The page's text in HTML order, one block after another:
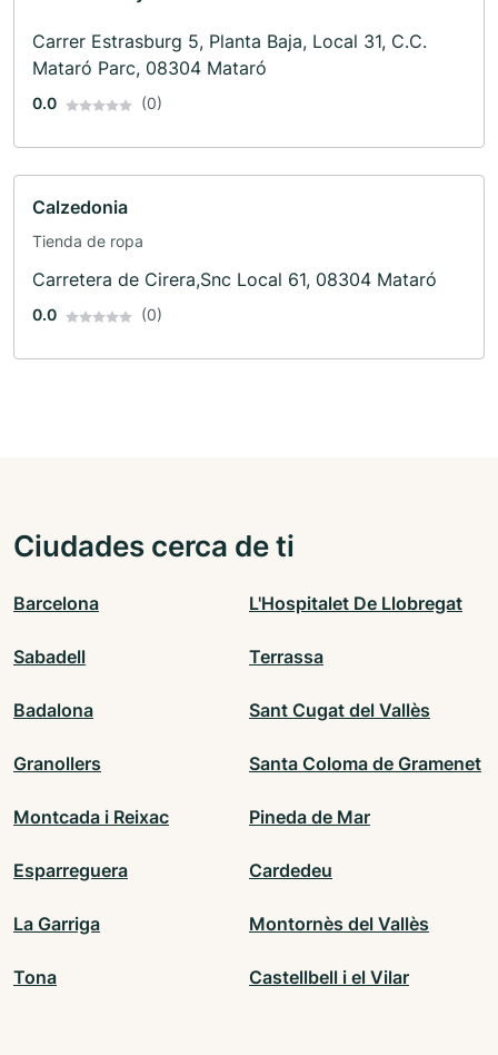
Carrer Estrasburg 5, Planta Baja, Local 31, C.C.
Mataró Parc, 08304 Mataró
0.0 (0)
Calzedonia
Tienda de ropa
Carretera de Cirera,Snc Local 61, 08304 Mataró
0.0 (0)
Ciudades cerca de ti
Barcelona L'Hospitalet De Llobregat
Sabadell Terrassa
Badalona Sant Cugat del Vallès
Granollers Santa Coloma de Gramenet
Montcada i Reixac Pineda de Mar
Esparreguera Cardedeu
La Garriga Montornès del Vallès
Tona Castellbell i el Vilar